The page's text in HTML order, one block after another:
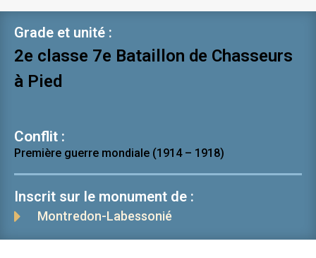
Grade et unité :
2e classe 7e Bataillon de Chasseurs
à Pied
Conflit :
Première guerre mondiale (1914 – 1918)
Inscrit sur le monument de :
Montredon-Labessonié